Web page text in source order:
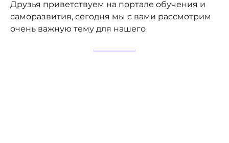
Друзья приветствуем на портале обучения и
саморазвития, сегодня мы с вами рассмотрим
очень важную тему для нашего